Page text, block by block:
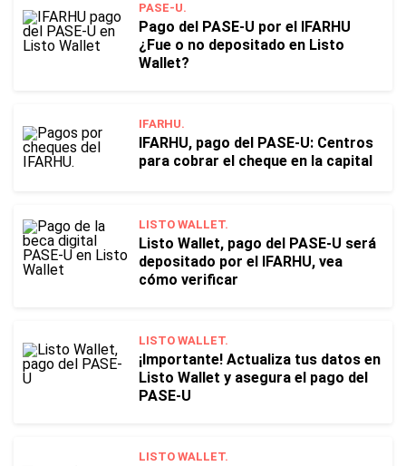
PASE-U.
Pago del PASE-U por el IFARHU
¿Fue o no depositado en Listo
Wallet?
IFARHU.
IFARHU, pago del PASE-U: Centros
para cobrar el cheque en la capital
LISTO WALLET.
Listo Wallet, pago del PASE-U será
depositado por el IFARHU, vea
cómo verificar
LISTO WALLET.
¡Importante! Actualiza tus datos en
Listo Wallet y asegura el pago del
PASE-U
LISTO WALLET.